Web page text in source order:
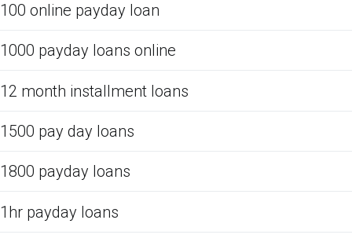
100 online payday loan
1000 payday loans online
12 month installment loans
1500 pay day loans
1800 payday loans
1hr payday loans